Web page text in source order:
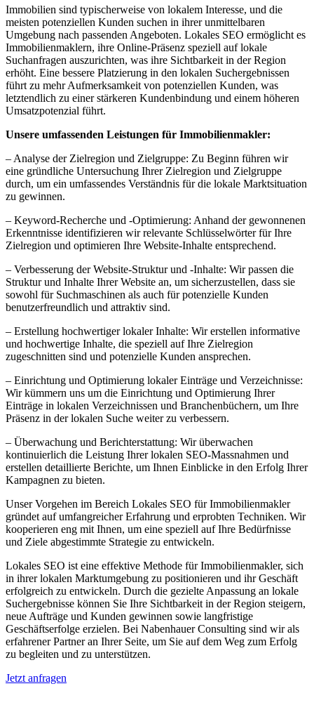
Immobilien sind typischerweise von lokalem Interesse, und die
meisten potenziellen Kunden suchen in ihrer unmittelbaren
Umgebung nach passenden Angeboten. Lokales SEO ermöglicht es
Immobilienmaklern, ihre Online-Präsenz speziell auf lokale
Suchanfragen auszurichten, was ihre Sichtbarkeit in der Region
erhöht. Eine bessere Platzierung in den lokalen Suchergebnissen
führt zu mehr Aufmerksamkeit von potenziellen Kunden, was
letztendlich zu einer stärkeren Kundenbindung und einem höheren
Umsatzpotenzial führt.
Unsere umfassenden Leistungen für Immobilienmakler:
– Analyse der Zielregion und Zielgruppe: Zu Beginn führen wir
eine gründliche Untersuchung Ihrer Zielregion und Zielgruppe
durch, um ein umfassendes Verständnis für die lokale Marktsituation
zu gewinnen.
– Keyword-Recherche und -Optimierung: Anhand der gewonnenen
Erkenntnisse identifizieren wir relevante Schlüsselwörter für Ihre
Zielregion und optimieren Ihre Website-Inhalte entsprechend.
– Verbesserung der Website-Struktur und -Inhalte: Wir passen die
Struktur und Inhalte Ihrer Website an, um sicherzustellen, dass sie
sowohl für Suchmaschinen als auch für potenzielle Kunden
benutzerfreundlich und attraktiv sind.
– Erstellung hochwertiger lokaler Inhalte: Wir erstellen informative
und hochwertige Inhalte, die speziell auf Ihre Zielregion
zugeschnitten sind und potenzielle Kunden ansprechen.
– Einrichtung und Optimierung lokaler Einträge und Verzeichnisse:
Wir kümmern uns um die Einrichtung und Optimierung Ihrer
Einträge in lokalen Verzeichnissen und Branchenbüchern, um Ihre
Präsenz in der lokalen Suche weiter zu verbessern.
– Überwachung und Berichterstattung: Wir überwachen
kontinuierlich die Leistung Ihrer lokalen SEO-Massnahmen und
erstellen detaillierte Berichte, um Ihnen Einblicke in den Erfolg Ihrer
Kampagnen zu bieten.
Unser Vorgehen im Bereich Lokales SEO für Immobilienmakler
gründet auf umfangreicher Erfahrung und erprobten Techniken. Wir
kooperieren eng mit Ihnen, um eine speziell auf Ihre Bedürfnisse
und Ziele abgestimmte Strategie zu entwickeln.
Lokales SEO ist eine effektive Methode für Immobilienmakler, sich
in ihrer lokalen Marktumgebung zu positionieren und ihr Geschäft
erfolgreich zu entwickeln. Durch die gezielte Anpassung an lokale
Suchergebnisse können Sie Ihre Sichtbarkeit in der Region steigern,
neue Aufträge und Kunden gewinnen sowie langfristige
Geschäftserfolge erzielen. Bei Nabenhauer Consulting sind wir als
erfahrener Partner an Ihrer Seite, um Sie auf dem Weg zum Erfolg
zu begleiten und zu unterstützen.
Jetzt anfragen